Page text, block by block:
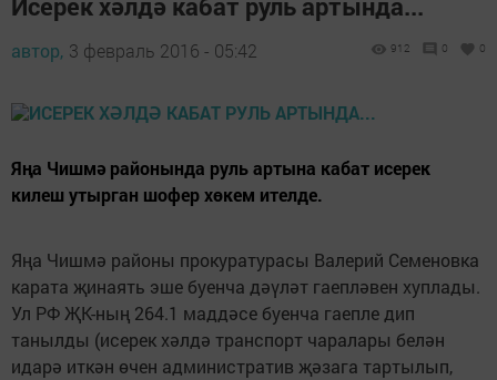
Исерек хәлдә кабат руль артында...
автор, 3 февраль 2016 - 05:42 912 0 0
Яңа Чишмә районында руль артына кабат исерек
килеш утырган шофер хөкем ителде.
Яңа Чишмә районы прокуратурасы Валерий Семеновка
карата җинаять эше буенча дәүләт гаепләвен хуплады.
Ул РФ ҖК-ның 264.1 маддәсе буенча гаепле дип
танылды (исерек хәлдә транспорт чаралары белән
идарә иткән өчен административ җәзага тартылып,